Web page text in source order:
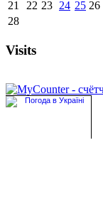
21
22 23 24 25 26
28
Visits